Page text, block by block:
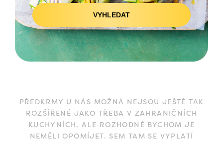
VYHLEDAT
PŘEDKRMY U NÁS MOŽNÁ NEJSOU JEŠTĚ TAK
ROZŠÍŘENÉ JAKO TŘEBA V ZAHRANIČNÍCH
KUCHYNÍCH, ALE ROZHODNĚ BYCHOM JE
NEMĚLI OPOMÍJET. SEM TAM SE VYPLATÍ